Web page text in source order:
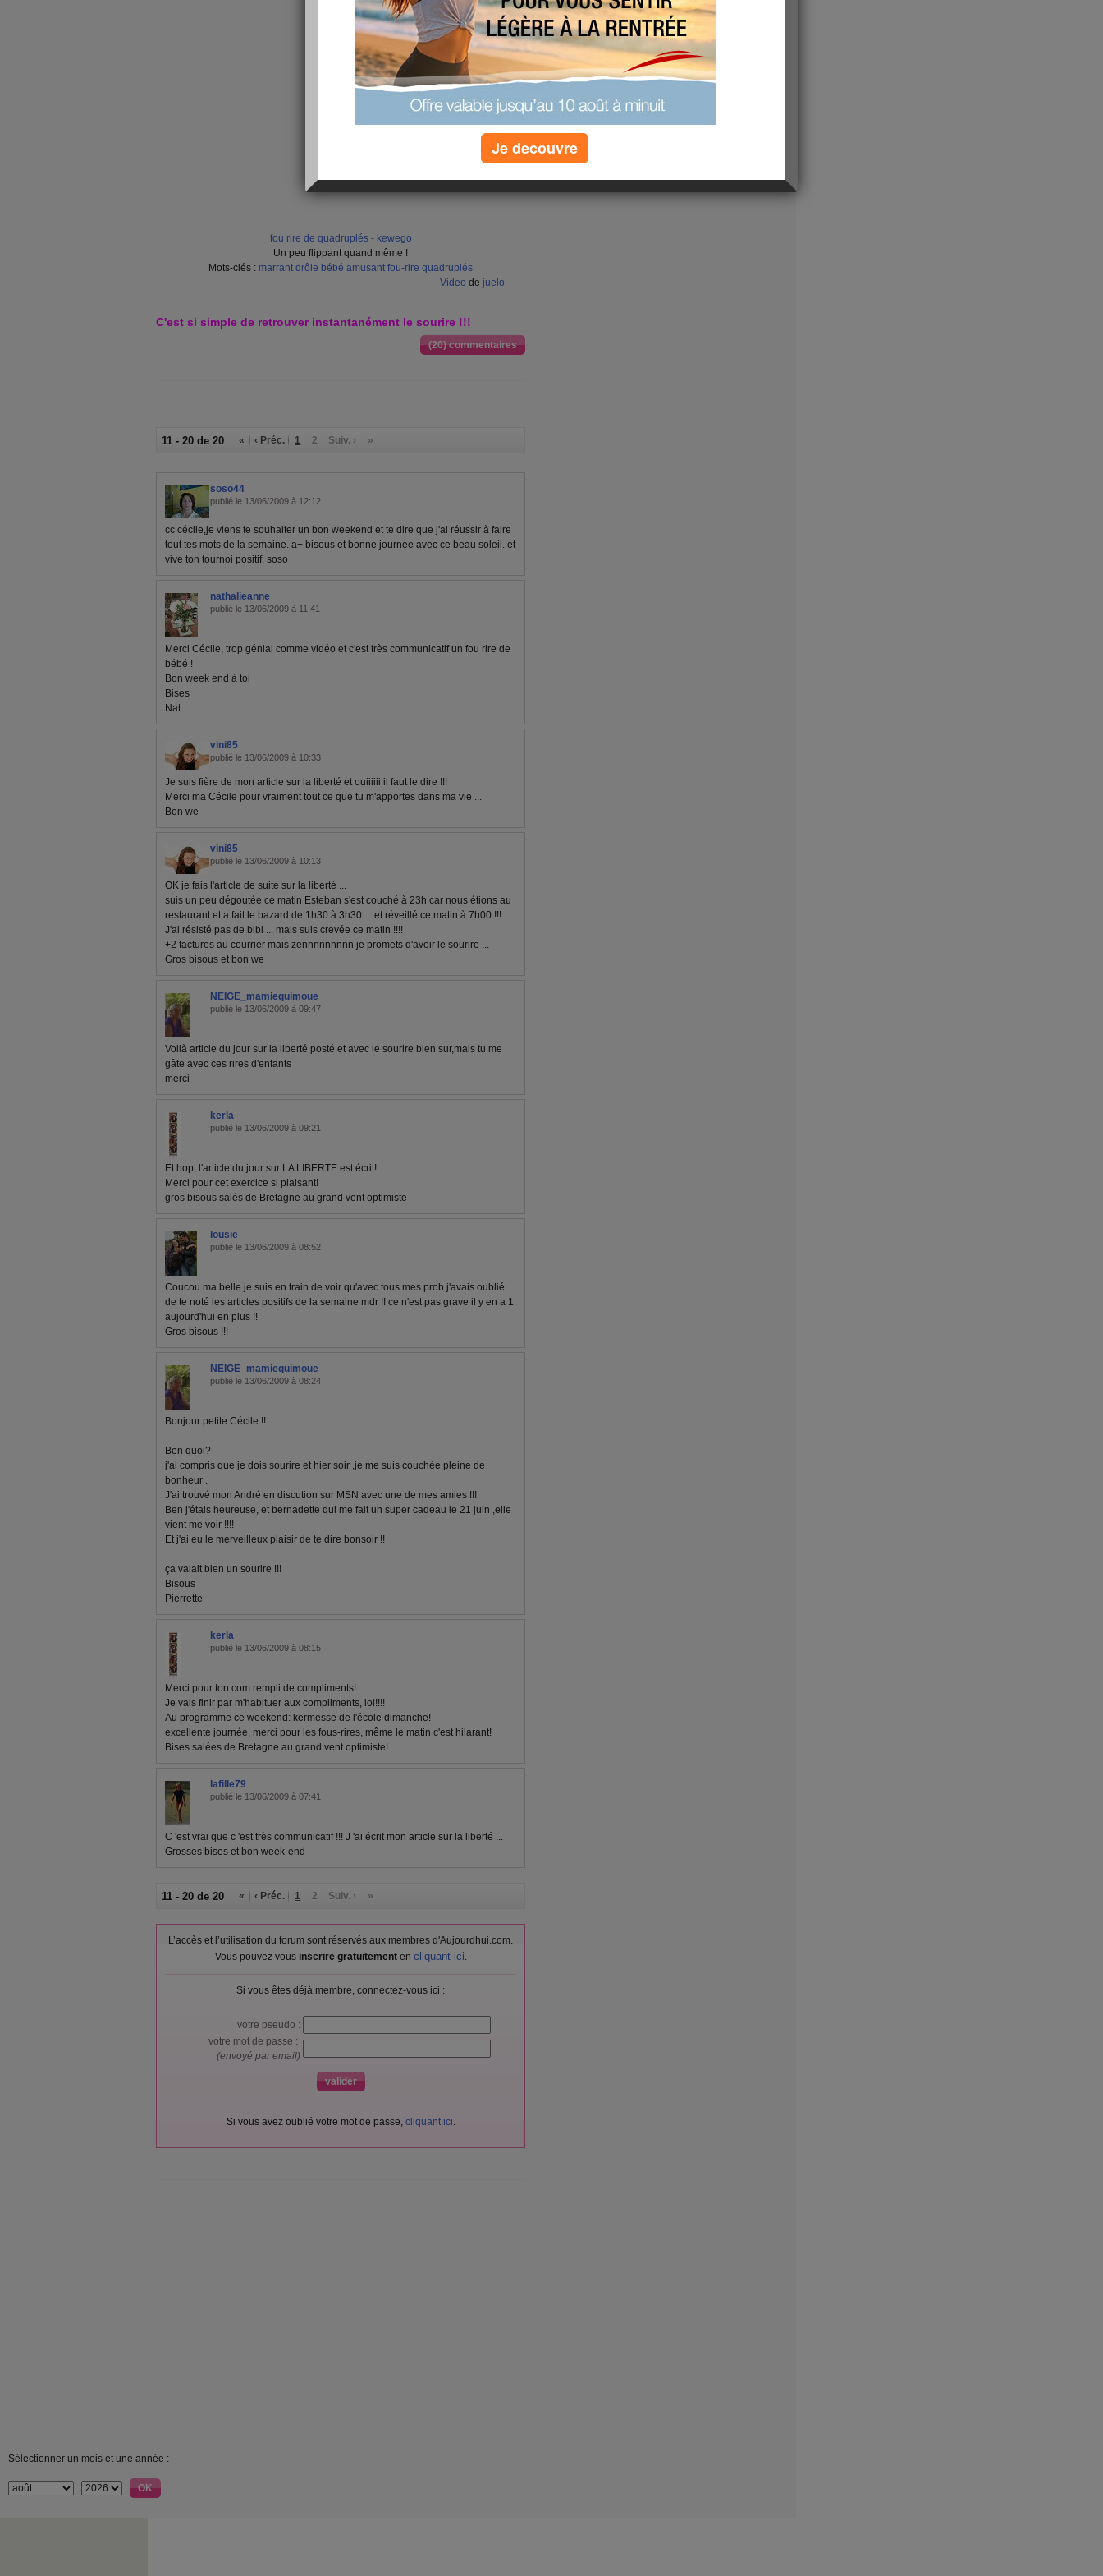
fou rire de quadruplés - kewego
Un peu flippant quand même !
Mots-clés : marrant drôle bébé amusant fou-rire quadruplés
Video de juelo
C'est si simple de retrouver instantanément le sourire !!!
(20) commentaires
11 - 20 de 20 « ‹ Préc. 1 2 Suiv. › »
soso44
publié le 13/06/2009 à 12:12
cc cécile,je viens te souhaiter un bon weekend et te dire que j'ai réussir à faire
tout tes mots de la semaine. a+ bisous et bonne journée avec ce beau soleil. et
vive ton tournoi positif. soso
nathalieanne
publié le 13/06/2009 à 11:41
Merci Cécile, trop génial comme vidéo et c'est très communicatif un fou rire de
bébé !
Bon week end à toi
Bises
Nat
vini85
publié le 13/06/2009 à 10:33
Je suis fière de mon article sur la liberté et ouiiiiii il faut le dire !!!
Merci ma Cécile pour vraiment tout ce que tu m'apportes dans ma vie ...
Bon we
vini85
publié le 13/06/2009 à 10:13
OK je fais l'article de suite sur la liberté ...
suis un peu dégoutée ce matin Esteban s'est couché à 23h car nous étions au
restaurant et a fait le bazard de 1h30 à 3h30 ... et réveillé ce matin à 7h00 !!!
J'ai résisté pas de bibi ... mais suis crevée ce matin !!!!
+2 factures au courrier mais zennnnnnnnn je promets d'avoir le sourire ...
Gros bisous et bon we
NEIGE_mamiequimoue
publié le 13/06/2009 à 09:47
Voilà article du jour sur la liberté posté et avec le sourire bien sur,mais tu me
gâte avec ces rires d'enfants
merci
kerla
publié le 13/06/2009 à 09:21
Et hop, l'article du jour sur LA LIBERTE est écrit!
Merci pour cet exercice si plaisant!
gros bisous salés de Bretagne au grand vent optimiste
lousie
publié le 13/06/2009 à 08:52
Coucou ma belle je suis en train de voir qu'avec tous mes prob j'avais oublié
de te noté les articles positifs de la semaine mdr !! ce n'est pas grave il y en a 1
aujourd'hui en plus !!
Gros bisous !!!
NEIGE_mamiequimoue
publié le 13/06/2009 à 08:24
Bonjour petite Cécile !!
Ben quoi?
j'ai compris que je dois sourire et hier soir ,je me suis couchée pleine de
bonheur .
J'ai trouvé mon André en discution sur MSN avec une de mes amies !!!
Ben j'étais heureuse, et bernadette qui me fait un super cadeau le 21 juin ,elle
vient me voir !!!!
Et j'ai eu le merveilleux plaisir de te dire bonsoir !!
ça valait bien un sourire !!!
Bisous
Pierrette
kerla
publié le 13/06/2009 à 08:15
Merci pour ton com rempli de compliments!
Je vais finir par m'habituer aux compliments, lol!!!!
Au programme ce weekend: kermesse de l'école dimanche!
excellente journée, merci pour les fous-rires, même le matin c'est hilarant!
Bises salées de Bretagne au grand vent optimiste!
lafille79
publié le 13/06/2009 à 07:41
C 'est vrai que c 'est très communicatif !!! J 'ai écrit mon article sur la liberté ...
Grosses bises et bon week-end
11 - 20 de 20 « ‹ Préc. 1 2 Suiv. › »
L’accès et l’utilisation du forum sont réservés aux membres d'Aujourdhui.com.
Vous pouvez vous inscrire gratuitementen cliquant ici.
Si vous êtes déjà membre, connectez-vous ici :
votre pseudo :
votre mot de passe :
(envoyé par email)
Si vous avez oublié votre mot de passe, cliquant ici.
Sélectionner un mois et une année :
Je decouvre